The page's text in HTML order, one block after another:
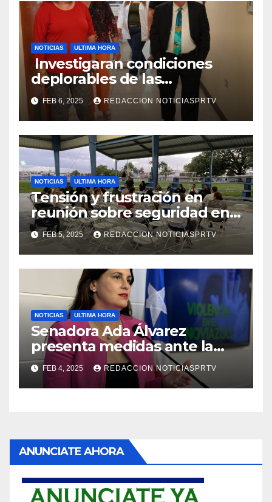
NOTICIAS ULTIMA HORA
Investigaran condiciones
deplorables de las
facilidades el Departamento
de la Salud en Mayagüez
FEB 6, 2025 REDACCION NOTICIASPRTV
NOTICIAS ULTIMA HORA
Tensión y frustración en
reunión sobre seguridad en
Reparto Metropolitano
FEB 5, 2025 REDACCION NOTICIASPRTV
NOTICIAS ULTIMA HORA
Senadora Ada Álvarez
presenta medidas ante la
violencia en el noviazgo
FEB 4, 2025 REDACCION NOTICIASPRTV
ANUNCIATE AHORA